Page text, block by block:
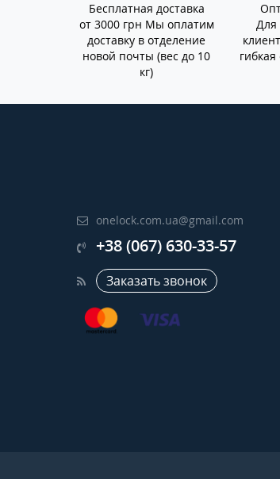
Бесплатная доставка
от 3000 грн Мы оплатим
доставку в отделение
новой почты (вес до 10
кг)
Для
onelock.com.ua@gmail.com
+38 (067) 630-33-57
Заказать звонок